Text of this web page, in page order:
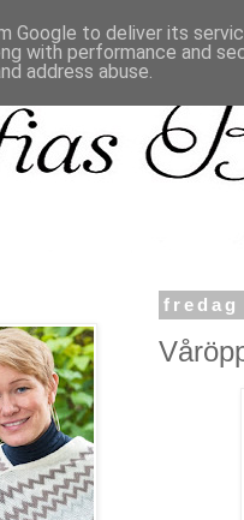
fredag
Google to deliver its
with performance and
address abuse.